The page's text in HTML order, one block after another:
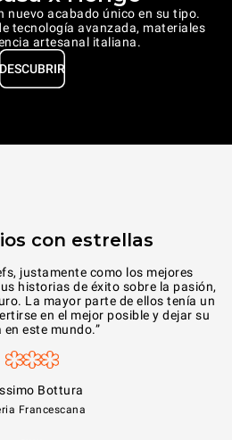
nuevo acabado único en su tipo.
tecnología avanzada, materiales
artesanal italiana.
DESCUBRIR
con estrellas
justamente como los mejores
historias de éxito sobre la pasión,
La mayor parte de ellos tenía un
en el mejor posible y dejar su
en este mundo.”
Bottura
Francescana